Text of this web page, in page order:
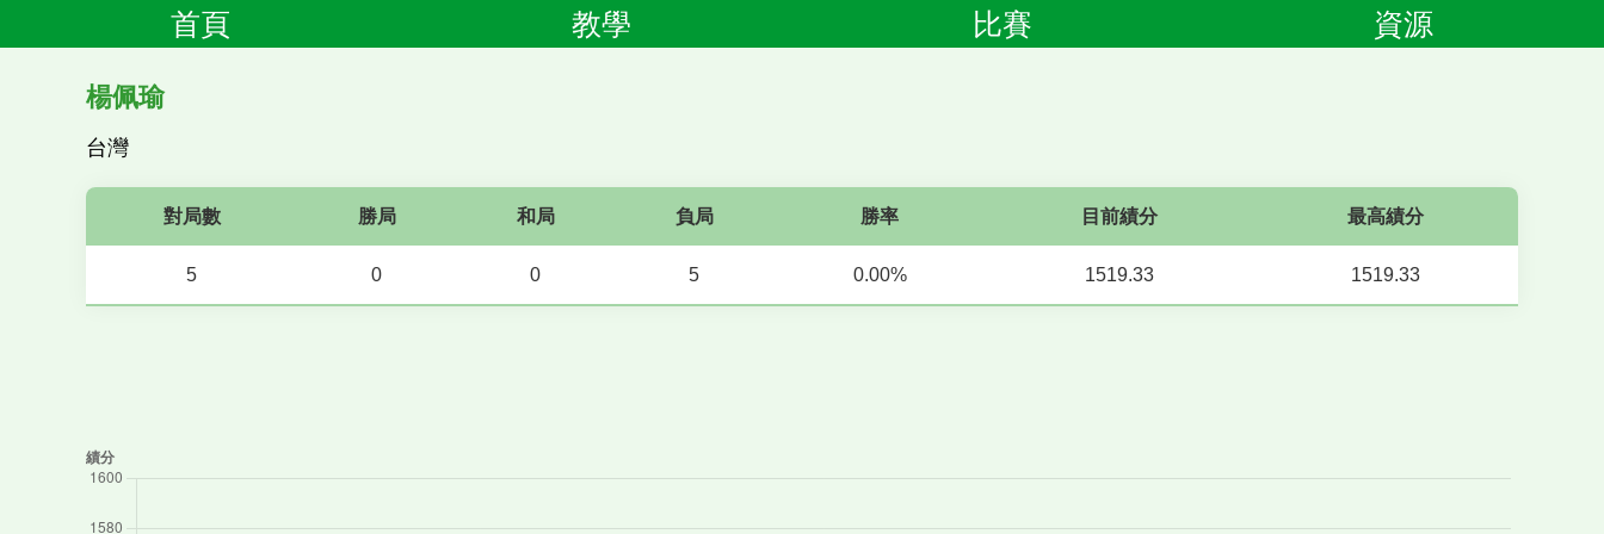
首頁 教學 比賽 資源
楊佩瑜
台灣
對局數 勝局 和局 負局 勝率 目前績分 最高績分
5 0 0 5 0.00% 1519.33 1519.33